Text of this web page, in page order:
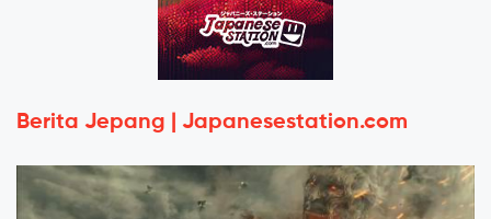
Berita Jepang | Japanesestation.com